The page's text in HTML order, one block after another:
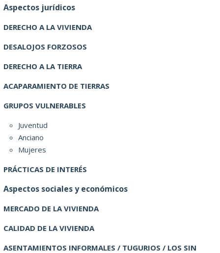
Aspectos jurídicos
DERECHO A LA VIVIENDA
DESALOJOS FORZOSOS
DERECHO A LA TIERRA
ACAPARAMIENTO DE TIERRAS
GRUPOS VULNERABLES
Juventud
Anciano
Mujeres
PRÁCTICAS DE INTERÉS
Aspectos sociales y económicos
MERCADO DE LA VIVIENDA
CALIDAD DE LA VIVIENDA
ASENTAMIENTOS INFORMALES / TUGURIOS / LOS SIN